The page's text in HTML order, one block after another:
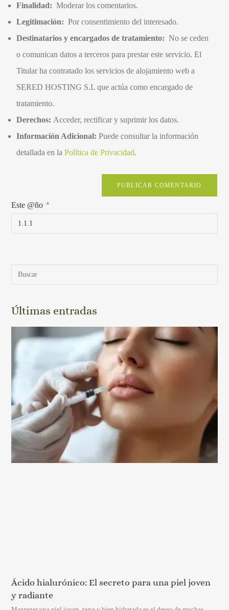
Finalidad: Moderar los comentarios.
Legitimación: Por consentimiento del interesado.
Destinatarios y encargados de tratamiento: No se ceden
o comunican datos a terceros para prestar este servicio. El
Titular ha contratado los servicios de alojamiento web a
SERED HOSTING S.L que actúa como encargado de
tratamiento.
Derechos: Acceder, rectificar y suprimir los datos.
Información Adicional: Puede consultar la información
detallada en laPolítica de Privacidad.
Este @ño *
Últimas entradas
Ácido hialurónico: El secreto para una piel joven
y radiante